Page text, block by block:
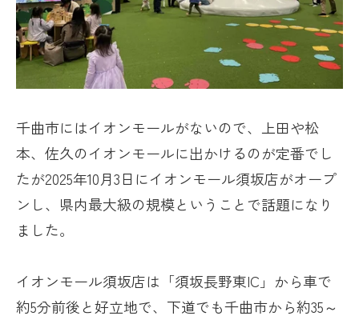
千曲市にはイオンモールがないので、上田や松
本、佐久のイオンモールに出かけるのが定番でし
たが2025年10月3日にイオンモール須坂店がオープ
ンし、県内最大級の規模ということで話題になり
ました。
イオンモール須坂店は「須坂長野東IC 」から車で
約5分前後と好立地で、下道でも千曲市から約35～